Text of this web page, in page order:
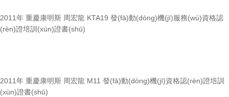
2011年 重慶康明斯 周宏龍 KTA19 發(fā)動(dòng)機(jī)服務(wù)資格認
(rèn)證培訓(xùn)證書(shū)
2011年 重慶康明斯 周宏龍 M11 發(fā)動(dòng)機(jī)資格認(rèn)證培訓
(xùn)證書(shū)